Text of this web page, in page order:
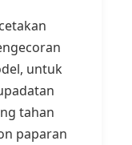
untuk
tahan
paparan